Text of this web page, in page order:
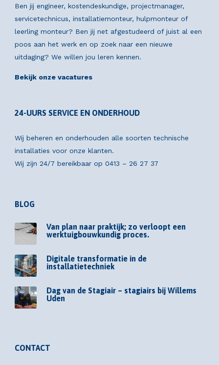
Ben jij engineer, kostendeskundige, projectmanager,
servicetechnicus, installatiemonteur, hulpmonteur of
leerling monteur? Ben jij net afgestudeerd of juist al een
poos aan het werk en op zoek naar een nieuwe
uitdaging? We willen jou leren kennen.
Bekijk onze vacatures
24-UURS SERVICE EN ONDERHOUD
Wij beheren en onderhouden alle soorten technische
installaties voor onze klanten.
Wij zijn 24/7 bereikbaar op 0413 – 26 27 37
BLOG
Van plan naar praktijk; zo verloopt een
werktuigbouwkundig proces.
Digitale transformatie in de
installatietechniek
Dag van de Stagiair – stagiairs bij Willems
Uden
CONTACT